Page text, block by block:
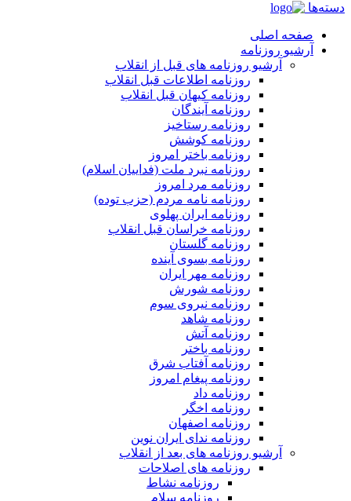
دسته‌ها
صفحه اصلی
آرشیو روزنامه
آرشیو روزنامه های قبل از انقلاب
روزنامه اطلاعات قبل انقلاب
روزنامه کیهان قبل انقلاب
روزنامه آیندگان
روزنامه رستاخیز
روزنامه کوشش
روزنامه باختر امروز
روزنامه نبرد ملت (فداییان اسلام)
روزنامه مرد امروز
روزنامه نامه مردم (حزب توده)
روزنامه ایران پهلوی
روزنامه خراسان قبل انقلاب
روزنامه گلستان
روزنامه بسوی آینده
روزنامه مهر ایران
روزنامه شورش
روزنامه نیروی سوم
روزنامه شاهد
روزنامه آتش
روزنامه باختر
روزنامه آفتاب شرق
روزنامه پیغام امروز
روزنامه داد
روزنامه اخگر
روزنامه اصفهان
روزنامه ندای ایران نوین
آرشیو روزنامه های بعد از انقلاب
روزنامه های اصلاحات
روزنامه نشاط
روزنامه سلام